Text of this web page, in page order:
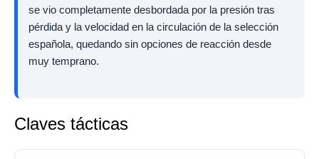
se vio completamente desbordada por la presión tras
pérdida y la velocidad en la circulación de la selección
española, quedando sin opciones de reacción desde
muy temprano.
Claves tácticas